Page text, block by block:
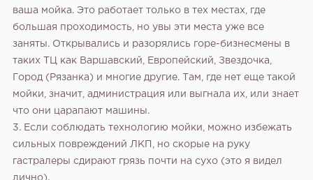
ваша мойка. Это работает только в тех местах, где
большая проходимость, но увы эти места уже все
заняты. Открывались и разорялись горе-бизнесмены в
таких ТЦ как Варшавский, Европейский, Звездочка,
Город (Рязанка) и многие другие. Там, где нет еще такой
мойки, значит, администрация или выгнала их, или знает
что они царапают машины.
3. Если соблюдать технологию мойки, можно избежать
сильных повреждений ЛКП, но скорые на руку
гастралеры сдирают грязь почти на сухо (это я видел
лично).